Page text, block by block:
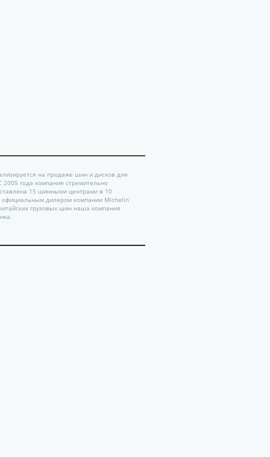
на продаже шин и дисков для
2005 года компания стремительно
15 шинными центрами в 10
официальным дилером компании Michelin
грузовых шин наша компания